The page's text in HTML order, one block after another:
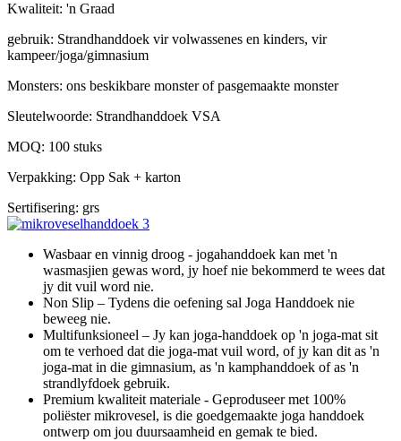
Kwaliteit: 'n Graad
gebruik: Strandhanddoek vir volwassenes en kinders, vir
kampeer/joga/gimnasium
Monsters: ons beskikbare monster of pasgemaakte monster
Sleutelwoorde: Strandhanddoek VSA
MOQ: 100 stuks
Verpakking: Opp Sak + karton
Sertifisering: grs
Wasbaar en vinnig droog - jogahanddoek kan met 'n
wasmasjien gewas word, jy hoef nie bekommerd te wees dat
jy dit vuil word nie.
Non Slip – Tydens die oefening sal Joga Handdoek nie
beweeg nie.
Multifunksioneel – Jy kan joga-handdoek op 'n joga-mat sit
om te verhoed dat die joga-mat vuil word, of jy kan dit as 'n
joga-mat in die gimnasium, as 'n kamphanddoek of as 'n
strandlyfdoek gebruik.
Premium kwaliteit materiale - Geproduseer met 100%
poliëster mikrovesel, is die goedgemaakte joga handdoek
ontwerp om jou duursaamheid en gemak te bied.